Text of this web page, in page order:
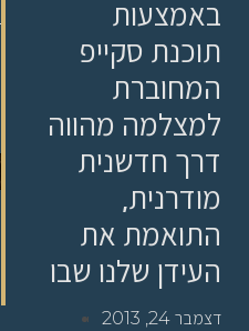
באמצעות
תוכנת סקייפ
המחוברת
למצלמה מהווה
דרך חדשנית
מודרנית,
התואמת את
העידן שלנו שבו
דצמבר 24, 2013